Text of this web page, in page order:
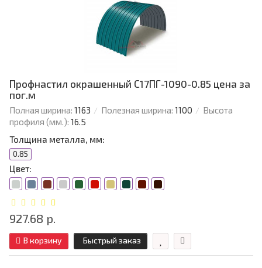
Профнастил окрашенный С17ПГ-1090-0.85 цена за
пог.м
Полная ширина: 1163 Полезная ширина: 1100
Высота
профиля (мм.): 16.5
Толщина металла, мм:
0.85
Цвет:
927.68 р.
В корзину Быстрый заказ